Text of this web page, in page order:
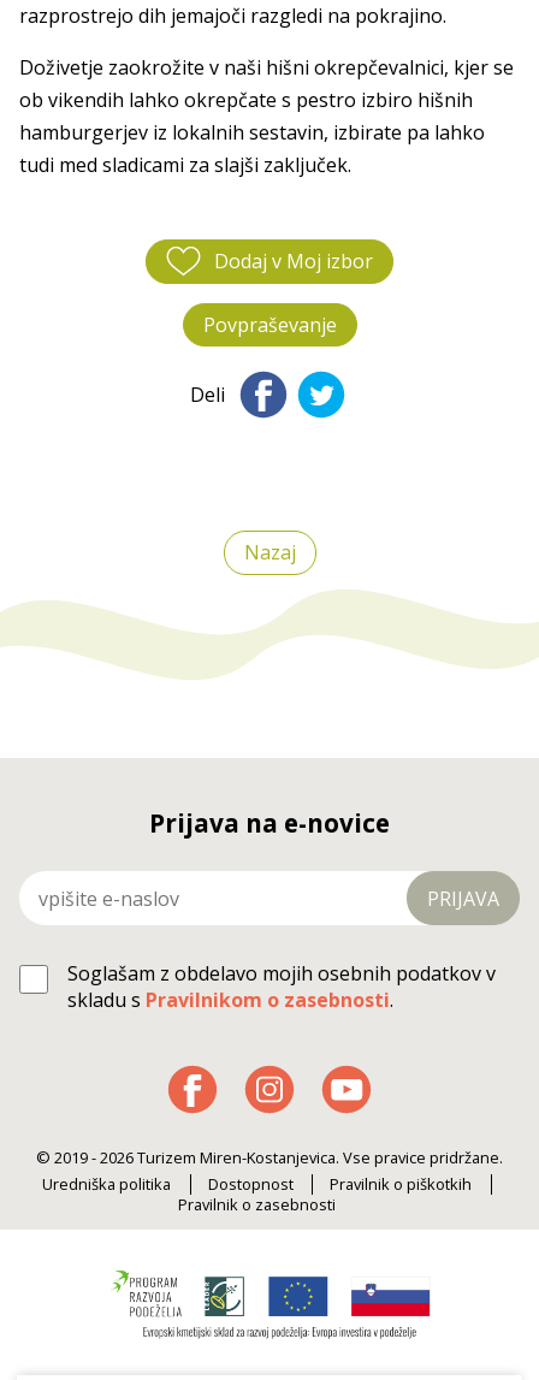
razprostrejo dih jemajoči razgledi na pokrajino.
Doživetje zaokrožite v naši hišni okrepčevalnici, kjer se
ob vikendih lahko okrepčate s pestro izbiro hišnih
hamburgerjev iz lokalnih sestavin, izbirate pa lahko
tudi med sladicami za slajši zaključek.
Dodaj v Moj izbor
Povpraševanje
Deli
Nazaj
Prijava na e-novice
PRIJAVA
Soglašam z obdelavo mojih osebnih podatkov v
skladu s Pravilnikom o zasebnosti.
© 2019 - 2026 Turizem Miren-Kostanjevica. Vse pravice pridržane.
Uredniška politika
Dostopnost
Pravilnik o piškotkih
Pravilnik o zasebnosti